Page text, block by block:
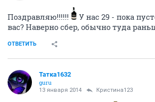
Поздравляю!!!!!!
У нас 29 - пока
вас? Наверно сбер, обычно туда
ОТВЕТИТЬ
Татка1632
guru
13 января 2014 Кристина123